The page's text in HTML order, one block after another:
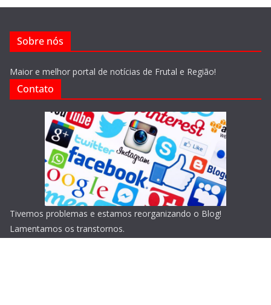
Sobre nós
Maior e melhor portal de notícias de Frutal e Região!
Contato
Tivemos problemas e estamos reorganizando o Blog!
Lamentamos os transtornos.